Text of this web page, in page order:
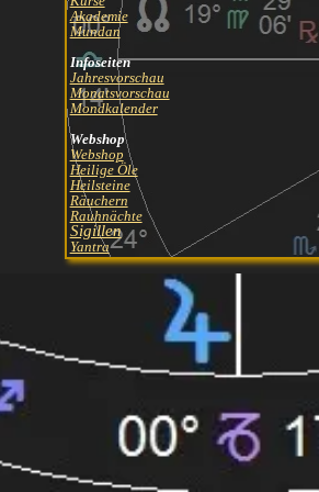
Akademie
Mundan
Infoseiten
Jahresvorschau
Monatsvorschau
Mondkalender
Webshop
Webshop
Heilige Öle
Heilsteine
Räuchern
Rauhnächte
Sigillen
Yantra